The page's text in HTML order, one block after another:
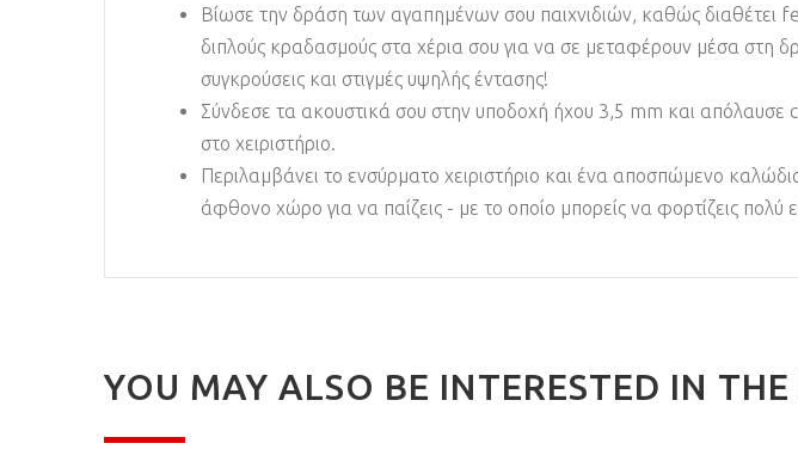
Βίωσε την δράση των αγαπημένων σου παιχνιδιών, καθώς διαθέτει
διπλούς κραδασμούς στα χέρια σου για να σε μεταφέρουν μέσα στη
συγκρούσεις και στιγμές υψηλής έντασης!
Σύνδεσε τα ακουστικά σου στην υποδοχή ήχου 3,5 mm και απόλαυσε
στο χειριστήριο.
Περιλαμβάνει το ενσύρματο χειριστήριο και ένα αποσπώμενο
άφθονο χώρο για να παίζεις - με το οποίο μπορείς να φορτίζεις πολύ
YOU MAY ALSO BE INTERESTED IN